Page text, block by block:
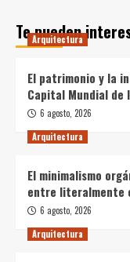
Te pueden
Arquitectura
El patrimonio y la
Capital Mundial
6 agosto, 2026
Arquitectura
El minimalismo
entre literalmente
6 agosto, 2026
Arquitectura